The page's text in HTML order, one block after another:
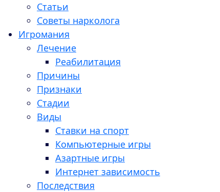
Статьи
Советы нарколога
Игромания
Лечение
Реабилитация
Причины
Признаки
Стадии
Виды
Ставки на спорт
Компьютерные игры
Азартные игры
Интернет зависимость
Последствия